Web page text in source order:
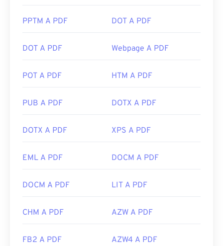
PPTM A PDF DOT A PDF
DOT A PDF Webpage A PDF
POT A PDF HTM A PDF
PUB A PDF DOTX A PDF
DOTX A PDF XPS A PDF
EML A PDF DOCM A PDF
DOCM A PDF LIT A PDF
CHM A PDF AZW A PDF
FB2 A PDF AZW4 A PDF